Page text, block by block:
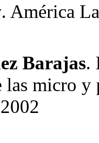
. América
Barajas.
las micro y